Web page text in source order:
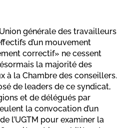
générale des travailleurs
d’un mouvement
correctif» ne cessent
la majorité des
à la Chambre des conseillers.
de leaders de ce syndicat,
et de délégués par
la convocation d’un
l’UGTM pour examiner la